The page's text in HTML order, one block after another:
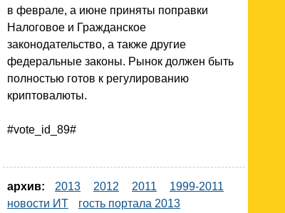
в феврале, а июне приняты поправки
Налоговое и Гражданское
законодательство, а также другие
федеральные законы. Рынок должен быть
полностью готов к регулированию
криптовалюты.
#vote_id_89#
архив: 2013 2012 2011
1999-2011
новости ИТ
гость портала 2013